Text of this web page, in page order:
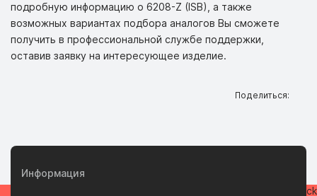
подробную информацию о 6208-Z (ISB), а также
возможных вариантах подбора аналогов Вы сможете
получить в профессиональной службе поддержки,
оставив заявку на интересующее изделие.
Поделиться:
Информация